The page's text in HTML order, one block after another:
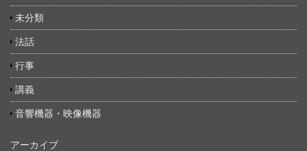
未分類
法話
行事
講義
音響機器・映像機器
アーカイブ